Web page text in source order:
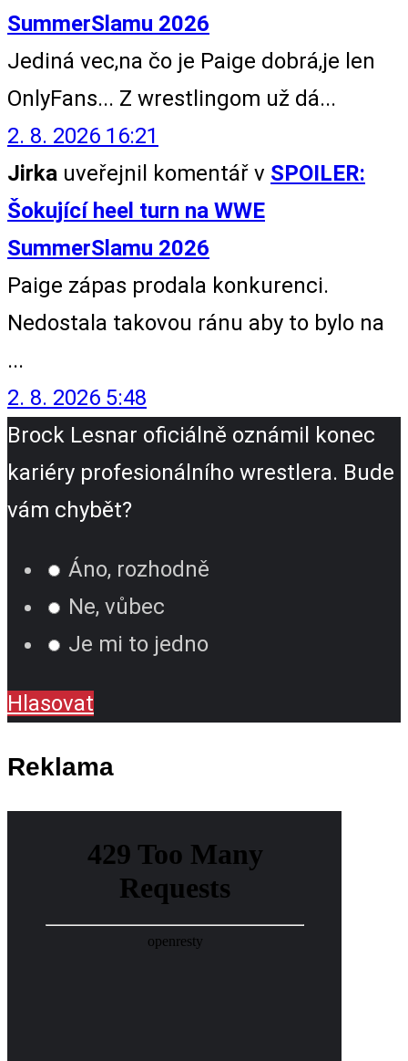
SummerSlamu 2026
Jediná vec,na čo je Paige dobrá,je len
OnlyFans... Z wrestlingom už dá...
2. 8. 2026 16:21
Jirka uveřejnil komentář v SPOILER:
Šokující heel turn na WWE
SummerSlamu 2026
Paige zápas prodala konkurenci.
Nedostala takovou ránu aby to bylo na
...
2. 8. 2026 5:48
Brock Lesnar oficiálně oznámil konec
kariéry profesionálního wrestlera. Bude
vám chybět?
Áno, rozhodně
Ne, vůbec
Je mi to jedno
Hlasovat
Reklama